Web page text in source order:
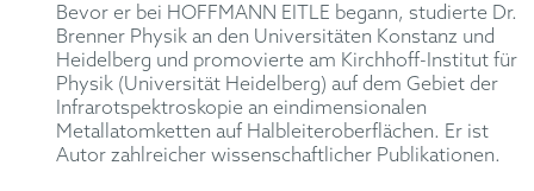
Bevor er bei HOFFMANN EITLE begann, studierte Dr.
Brenner Physik an den Universitäten Konstanz und
Heidelberg und promovierte am Kirchhoff-Institut für
Physik (Universität Heidelberg) auf dem Gebiet der
Infrarotspektroskopie an eindimensionalen
Metallatomketten auf Halbleiteroberflächen. Er ist
Autor zahlreicher wissenschaftlicher Publikationen.